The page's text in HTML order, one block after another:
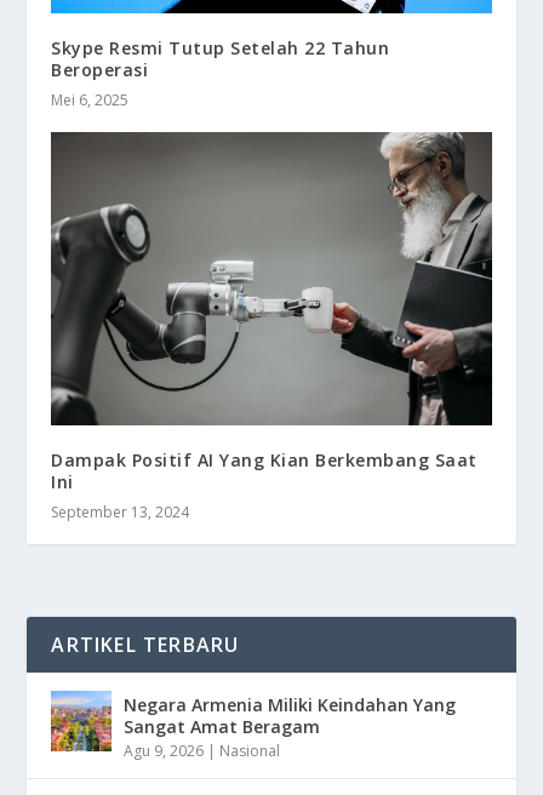
Skype Resmi Tutup Setelah 22 Tahun
Beroperasi
Mei 6, 2025
Dampak Positif AI Yang Kian Berkembang Saat
Ini
September 13, 2024
ARTIKEL TERBARU
Negara Armenia Miliki Keindahan Yang
Sangat Amat Beragam
Agu 9, 2026 | Nasional